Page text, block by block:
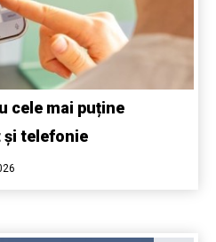
cele mai puține
telefonie